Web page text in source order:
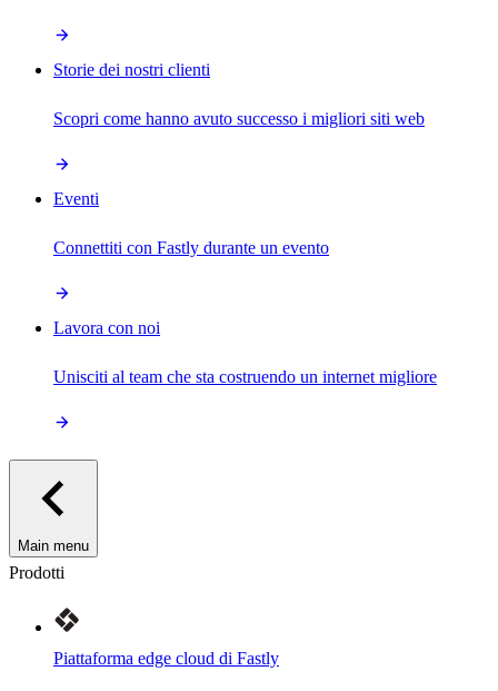
Storie dei nostri clienti
Scopri come hanno avuto successo i migliori siti web
Eventi
Connettiti con Fastly durante un evento
Lavora con noi
Unisciti al team che sta costruendo un internet migliore
Main menu
Prodotti
Piattaforma edge cloud di Fastly